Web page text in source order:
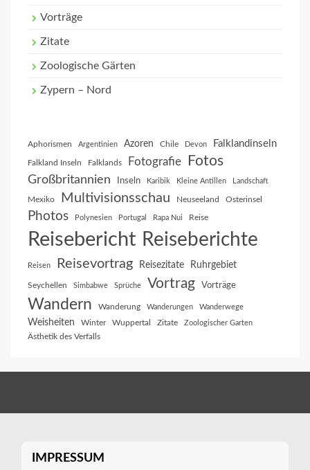
Vorträge
Zitate
Zoologische Gärten
Zypern – Nord
Aphorismen Argentinien Azoren Chile Devon Falklandinseln
Falkland Inseln Falklands Fotografie Fotos
Großbritannien Inseln Karibik Kleine Antillen Landschaft
Mexiko Multivisionsschau Neuseeland Osterinsel
Photos Polynesien Portugal Rapa Nui Reise
Reisebericht Reiseberichte
Reisen Reisevortrag Reisezitate Ruhrgebiet
Seychellen Simbabwe Sprüche Vortrag Vorträge
Wandern Wanderung Wanderungen Wanderwege
Weisheiten Winter Wuppertal Zitate Zoologischer Garten
Ästhetik des Verfalls
IMPRESSUM